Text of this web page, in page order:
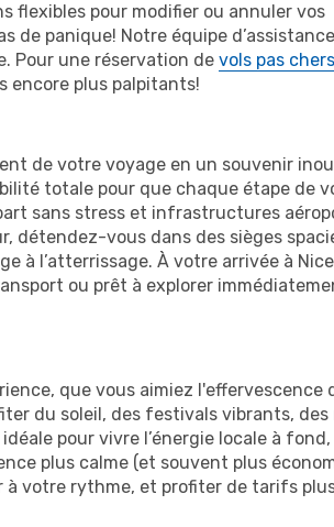
flexibles pour modifier ou annuler vos
de panique! Notre équipe
Pour une réservation de vols pas chers
encore plus palpitants!
de votre voyage en un souvenir
totale pour que chaque étape de
sans stress et infrastructures
détendez-vous dans des sièges
à l’atterrissage. À votre arrivée à
ou prêt à explorer
que vous aimiez l'effervescence
du soleil, des festivals vibrants, des
pour vivre l’énergie locale à fond,
plus calme (et souvent plus
à votre rythme, et profiter de tarifs